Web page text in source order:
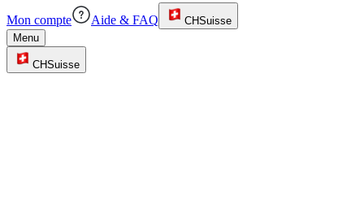
Mon compte Aide & FAQ CHSuisse
Menu
CHSuisse